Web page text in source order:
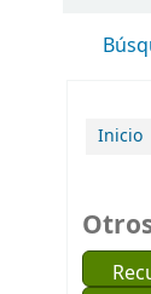
Inicio